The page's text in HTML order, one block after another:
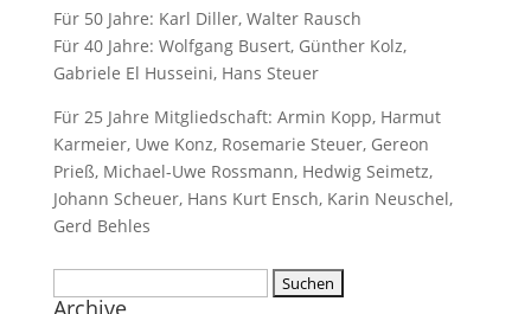
Für 50 Jahre: Karl Diller, Walter Rausch
Für 40 Jahre: Wolfgang Busert, Günther Kolz,
Gabriele El Husseini, Hans Steuer
Für 25 Jahre Mitgliedschaft: Armin Kopp, Harmut
Karmeier, Uwe Konz, Rosemarie Steuer, Gereon
Prieß, Michael-Uwe Rossmann, Hedwig Seimetz,
Johann Scheuer, Hans Kurt Ensch, Karin Neuschel,
Gerd Behles
nach:
Archive